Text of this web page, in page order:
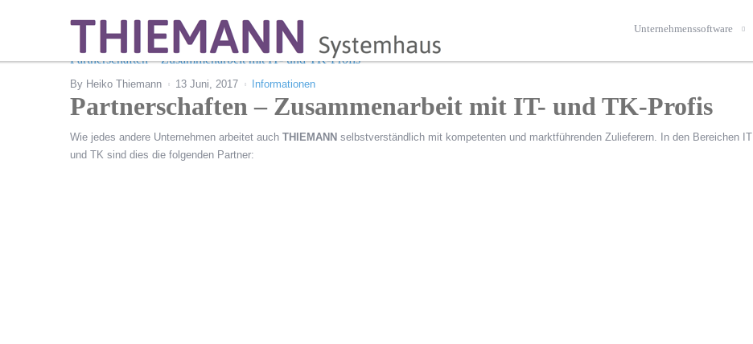
Unternehmenssoftware
Partnerschaften – Zusammenarbeit mit IT- und TK-Profis
By Heiko Thiemann 13 Juni, 2017 Informationen
Partnerschaften – Zusammenarbeit mit IT- und TK-Profis
Wie jedes andere Unternehmen arbeitet auch THIEMANN selbstverständlich mit kompetenten und marktführenden Zulieferern. In den Bereichen IT
und TK sind dies die folgenden Partner: